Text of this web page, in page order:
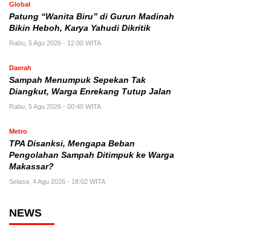
Global
Patung “Wanita Biru” di Gurun Madinah
Bikin Heboh, Karya Yahudi Dikritik
Rabu, 5 Agu 2026 - 12:00 WITA
Daerah
Sampah Menumpuk Sepekan Tak
Diangkut, Warga Enrekang Tutup Jalan
Rabu, 5 Agu 2026 - 00:40 WITA
Metro
TPA Disanksi, Mengapa Beban
Pengolahan Sampah Ditimpuk ke Warga
Makassar?
Selasa, 4 Agu 2026 - 18:02 WITA
NEWS